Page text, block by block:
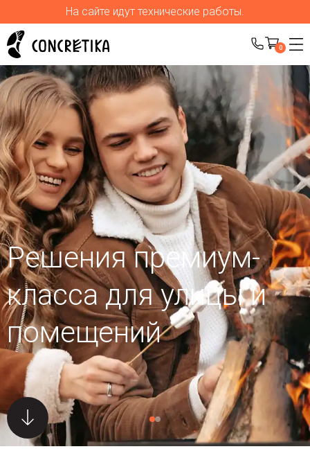
На сайте идут технические работы.
0
Решения премиум-
класса для улицыи
помещений